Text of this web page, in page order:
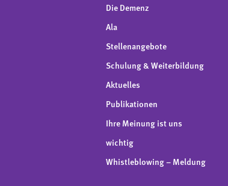
Die Demenz
Ala
Stellenangebote
Schulung & Weiterbildung
Aktuelles
Publikationen
Ihre Meinung ist uns
wichtig
Whistleblowing – Meldung